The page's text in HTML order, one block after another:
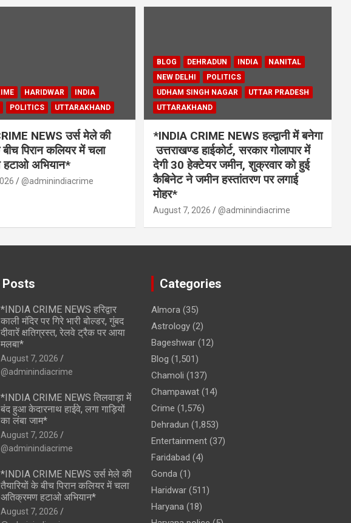
HARIDWAR
INDIA
POLITICS UTTARAKHAND
NEWS उर्स मेले की
बीच पिरान कलियर में चला
अभियान*
@adminindiacrime
BLOG DEHRADUN INDIA
NANITAL
NEW DELHI
POLITICS
UDHAM SINGH NAGAR
UTTAR PRADESH
UTTARAKHAND
*INDIA CRIME NEWS हल्द्वानी में बनेगा
उत्तराखण्ड हाईकोर्ट, सरकार गोलापार में
देगी 30 हेक्टेयर जमीन, शुक्रवार को हुई
कैबिनेट ने जमीन हस्तांतरण पर लगाई
मोहर*
August 7, 2026 @adminindiacrime
Posts
*INDIA CRIME NEWS हरिद्वार
काली मंदिर पर गिरे भारी बोल्डर, गुंबद
दीवारें क्षतिग्रस्त, रेलवे ट्रैक पर आया
मलबा*
August 7, 2026
@adminindiacrime
*INDIA CRIME NEWS तिलवाड़ा में
बंद हुआ केदारनाथ हाईवे, लगा गाड़ियों
का लंबा जाम*
August 7, 2026
@adminindiacrime
*INDIA CRIME NEWS उर्स मेले की
तैयारियों के बीच पिरान कलियर में चला
अतिक्रमण हटाओ अभियान*
August 7, 2026
Categories
Almora(35)
Astrology(2)
Bageshwar(12)
Blog (1,501)
Chamoli (137)
Champawat(14)
Crime (1,576)
Dehradun (1,853)
Entertainment(37)
Faridabad (4)
Gonda(1)
Haridwar(511)
Haryana(18)